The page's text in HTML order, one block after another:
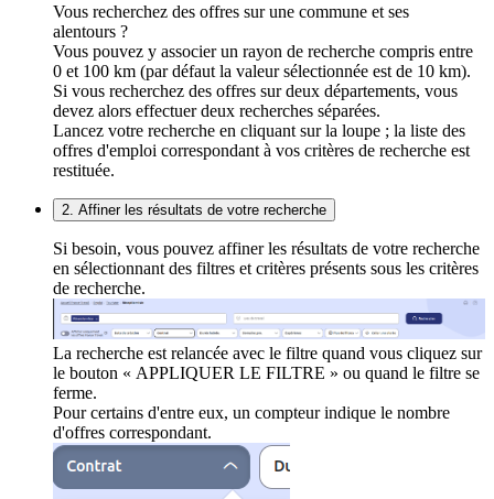
Vous recherchez des offres sur une commune et ses
alentours ?
Vous pouvez y associer un rayon de recherche compris entre
0 et 100 km (par défaut la valeur sélectionnée est de 10 km).
Si vous recherchez des offres sur deux départements, vous
devez alors effectuer deux recherches séparées.
Lancez votre recherche en cliquant sur la loupe ; la liste des
offres d'emploi correspondant à vos critères de recherche est
restituée.
2. Affiner les résultats de votre recherche
Si besoin, vous pouvez affiner les résultats de votre recherche
en sélectionnant des filtres et critères présents sous les critères
de recherche.
La recherche est relancée avec le filtre quand vous cliquez sur
le bouton « APPLIQUER LE FILTRE » ou quand le filtre se
ferme.
Pour certains d'entre eux, un compteur indique le nombre
d'offres correspondant.